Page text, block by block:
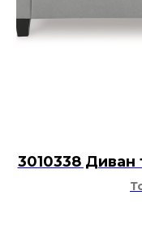
3010338